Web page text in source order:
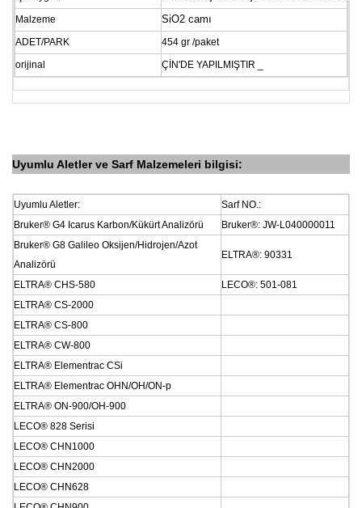
Malzeme
SiO2 camı
ADET/PARK 454 gr /paket
orijinal
ÇİN'DE YAPILMIŞTIR
Uyumlu Aletlerve Sarf Malzemeleri bilgisi:
Uyumlu Aletler: Sarf NO.:
Bruker® G4 Icarus Karbon/Kükürt Analizörü
Bruker®: JW-L040000011
Bruker® G8 Galileo Oksijen/Hidrojen/Azot
Analizörü
ELTRA®: 90331
ELTRA® CHS-580
LECO®: 501-081
ELTRA® CS-2000
ELTRA® CS-800
ELTRA® CW-800
ELTRA® Elementrac CSi
ELTRA® Elementrac OHN/OH/ON-p
ELTRA® ON-900/OH-900
LECO® 828 Serisi
LECO® CHN1000
LECO® CHN2000
LECO® CHN628